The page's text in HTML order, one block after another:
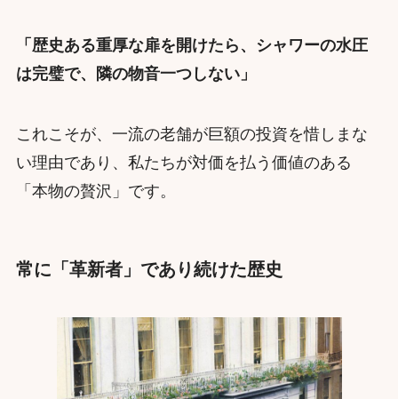
「歴史ある重厚な扉を開けたら、シャワーの水圧
は完璧で、隣の物音一つしない」
これこそが、一流の老舗が巨額の投資を惜しまな
い理由であり、私たちが対価を払う価値のある
「本物の贅沢」です。
常に「革新者」であり続けた歴史